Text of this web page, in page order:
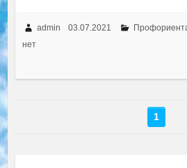
admin 03.07.2021
нет
1